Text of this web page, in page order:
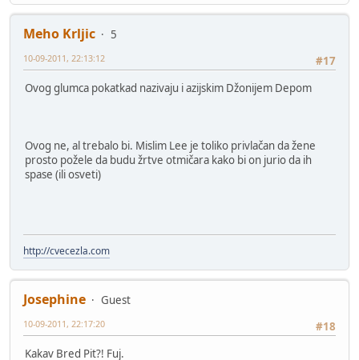
Meho Krljic
5
#17
10-09-2011, 22:13:12
Ovog glumca pokatkad nazivaju i azijskim Džonijem Depom
Ovog ne, al trebalo bi. Mislim Lee je toliko privlačan da žene
prosto požele da budu žrtve otmičara kako bi on jurio da ih
spase (ili osveti)
http://cvecezla.com
Josephine
Guest
#18
10-09-2011, 22:17:20
Kakav Bred Pit?! Fuj.